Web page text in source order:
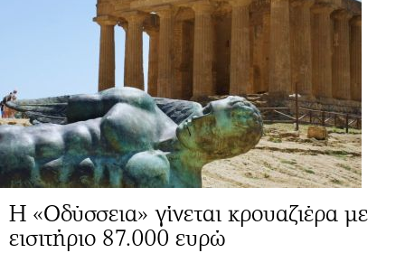
Η «Οδύσσεια» γίνεται κρουαζιέρα με
εισιτήριο 87.000 ευρώ